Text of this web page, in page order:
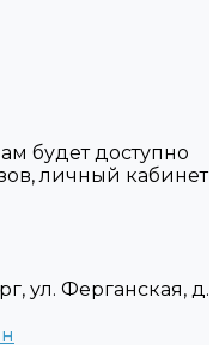
будет доступно
личный кабинет
ул. Ферганская, д.